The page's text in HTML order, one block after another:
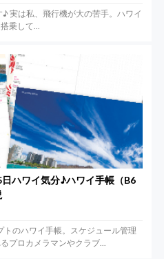
実は私、飛行機が大の苦手。ハワイ
乗して...
日ハワイ気分♪ハワイ手帳（B6
トのハワイ手帳。スケジュール管理
プロカメラマンやクラブ...